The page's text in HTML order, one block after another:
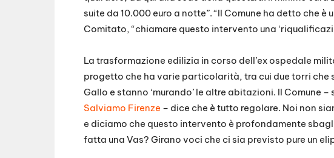
suite da 10.000 euro a notte”. “Il Comune ha detto che
Comitato, “chiamare questo intervento una
La trasformazione edilizia in corso dell’ex ospedale
progetto che ha varie particolarità, tra cui due torri che
Gallo e stanno ‘murando’ le altre abitazioni. Il Comune
Salviamo Firenze – dice che è tutto regolare. Noi non
e diciamo che questo intervento è profondamente
fatta una Vas? Girano voci che ci sia previsto pure un